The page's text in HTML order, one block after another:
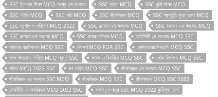
SSC ইসলাম শিক্ষা MCQ প্রশ্ন ১ম অধ্যায়
SSC কারক MCQ
SSC কৃষি শিক্ষা MCQ
SSC গণিত MCQ
SSC গতি MCQ SSC জীববিজ্ঞান MCQ
SSC প্রস্তুতি সুভা গল্পের MCQ
SSC ভূগোল ও পরিবেশ MCQ 2022
SSC রসায়ন ১ম অধ্যায় MCQ
SSC রসায়ন ৩য় অধ্যায় MCQ
SSC রসায়ন ৪র্থ অধ্যায় MCQ
SSC রানার কবিতার MCQ
আইসিটি ২য় অধ্যায় MCQ SSC
আলোর প্রতিফলন MCQ SSC
উপসর্গ MCQ FOR SSC
একাত্তরের দিনগুলি MCQ SSC
কাজ ক্ষমতা ও শক্তি MCQ প্রশ্ন SSC
কারক ও বিভক্তি MCQ SSC
কোষ বিভাজন MCQ SSC
গনিত MCQ 2022 SSC
চল তড়িৎ MCQ SSC
জীববিজ্ঞান ১ম অধ্যায় MCQ SSC
জীববিজ্ঞান ২য় অধ্যায় SSC MCQ
জীববিজ্ঞান MCQ SSC
জীববিজ্ঞান MCQ SSC 2022
পৌরনীতি ও নাগরিকতা MCQ 2022 SSC
বাংলা ১ম পত্র SSC MCQ 2022 কুমিল্লা বোর্ড